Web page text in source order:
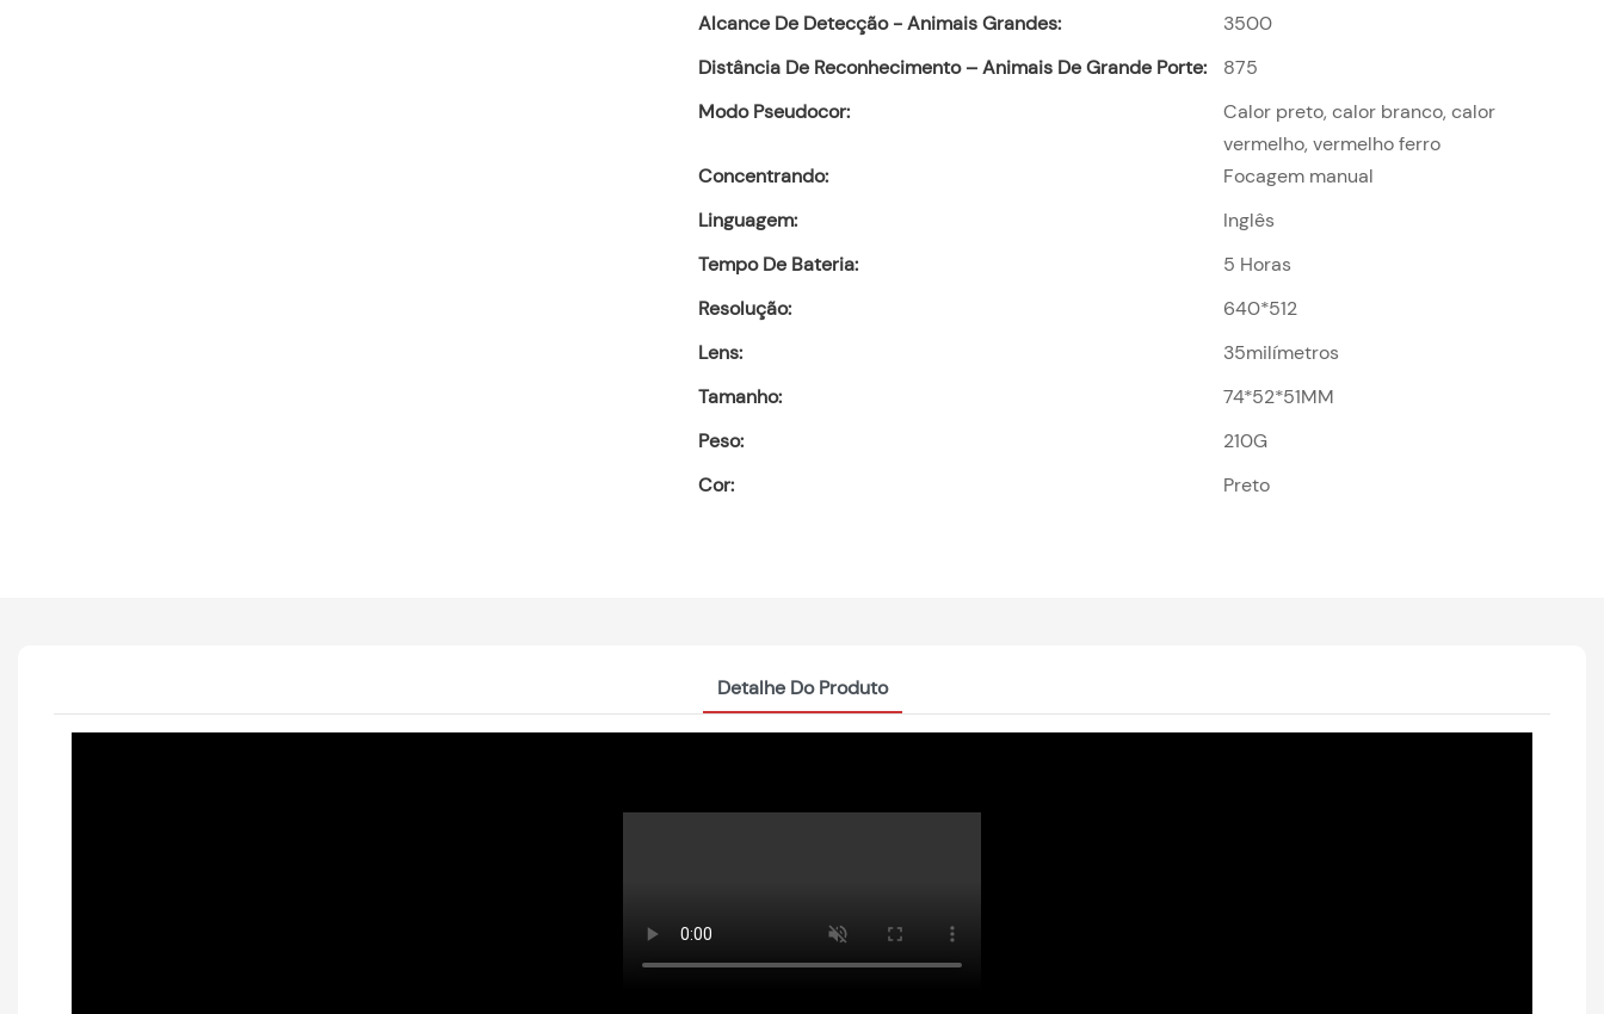
Alcance De Detecção - Animais Grandes:
3500
Distância De Reconhecimento – Animais De Grande Porte:
875
Modo Pseudocor:
Calor preto, calor branco, calor
vermelho, vermelho ferro
Concentrando:
Focagem manual
Linguagem:
Inglês
Tempo De Bateria:
5 Horas
Resolução:
640*512
Lens:
35milímetros
Tamanho:
74*52*51MM
Peso:
210G
Cor:
Preto
Detalhe Do Produto